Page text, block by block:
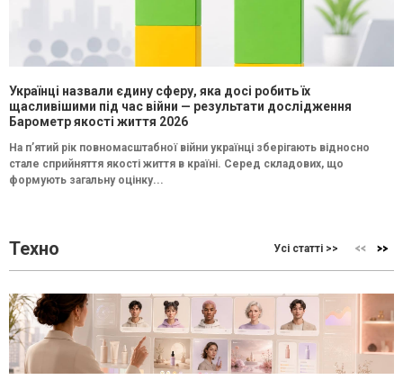
Українці назвали єдину сферу, яка досі робить їх
щасливішими під час війни — результати дослідження
Барометр якості життя 2026
На п’ятий рік повномасштабної війни українці зберігають відносно
стале сприйняття якості життя в країні. Серед складових, що
формують загальну оцінку...
Техно Усі статті >>